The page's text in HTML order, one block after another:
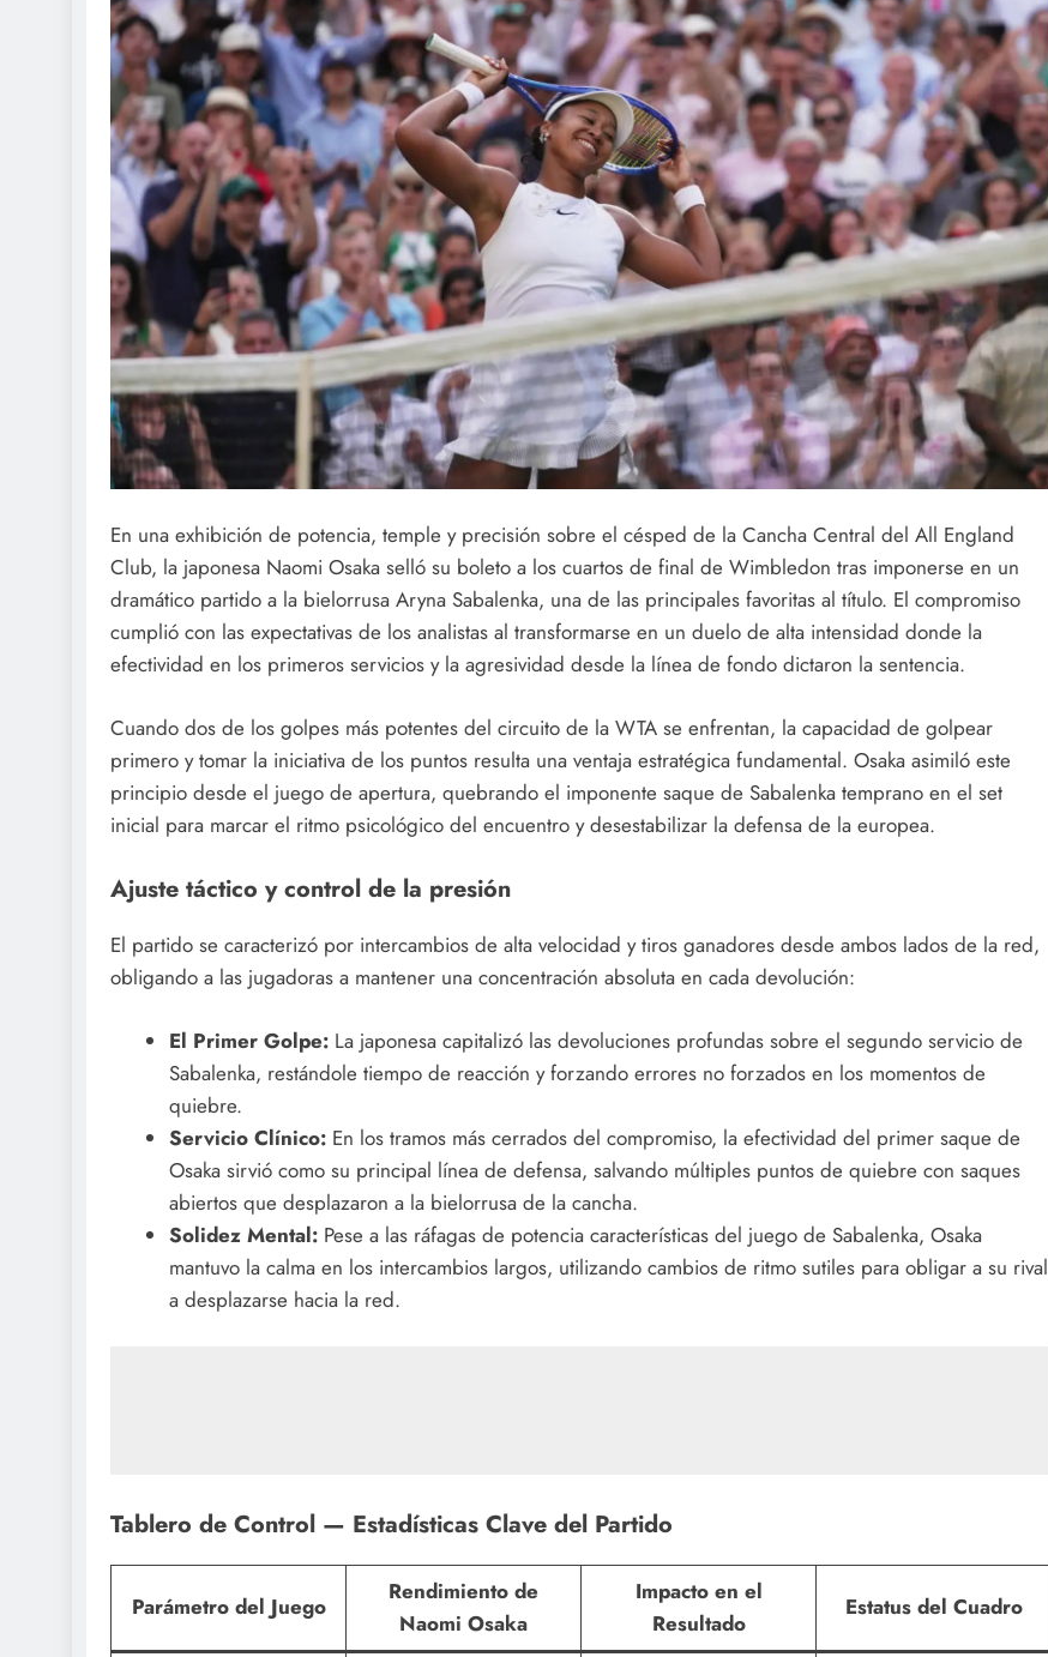
En una exhibición de potencia, temple y precisión sobre el césped de la Cancha Central del All England
Club, la japonesa Naomi Osaka selló su boleto a los cuartos de final de Wimbledon tras imponerse en un
dramático partido a la bielorrusa Aryna Sabalenka, una de las principales favoritas al título. El compromiso
cumplió con las expectativas de los analistas al transformarse en un duelo de alta intensidad donde la
efectividad en los primeros servicios y la agresividad desde la línea de fondo dictaron la sentencia.
Cuando dos de los golpes más potentes del circuito de la WTA se enfrentan, la capacidad de golpear
primero y tomar la iniciativa de los puntos resulta una ventaja estratégica fundamental. Osaka asimiló este
principio desde el juego de apertura, quebrando el imponente saque de Sabalenka temprano en el set
inicial para marcar el ritmo psicológico del encuentro y desestabilizar la defensa de la europea.
Ajuste táctico y control de la presión
El partido se caracterizó por intercambios de alta velocidad y tiros ganadores desde ambos lados de la red,
obligando a las jugadoras a mantener una concentración absoluta en cada devolución:
El Primer Golpe:La japonesa capitalizó las devoluciones profundas sobre el segundo servicio de
Sabalenka, restándole tiempo de reacción y forzando errores no forzados en los momentos de
quiebre.
Servicio Clínico:En los tramos más cerrados del compromiso, la efectividad del primer saque de
Osaka sirvió como su principal línea de defensa, salvando múltiples puntos de quiebre con saques
abiertos que desplazaron a la bielorrusa de la cancha.
Solidez Mental:Pese a las ráfagas de potencia características del juego de Sabalenka, Osaka
mantuvo la calma en los intercambios largos, utilizando cambios de ritmo sutiles para obligar a su rival
a desplazarse hacia la red.
Tablero de Control — Estadísticas Clave del Partido
Parámetro del Juego
Rendimiento de
Naomi Osaka
Impacto en el
Resultado
Estatus del Cuadro